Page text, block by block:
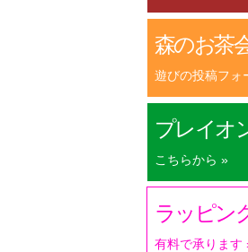
森のお茶
遊びの投稿フォ
プレイオ
こちらから »
ラッピン
有料で承ります